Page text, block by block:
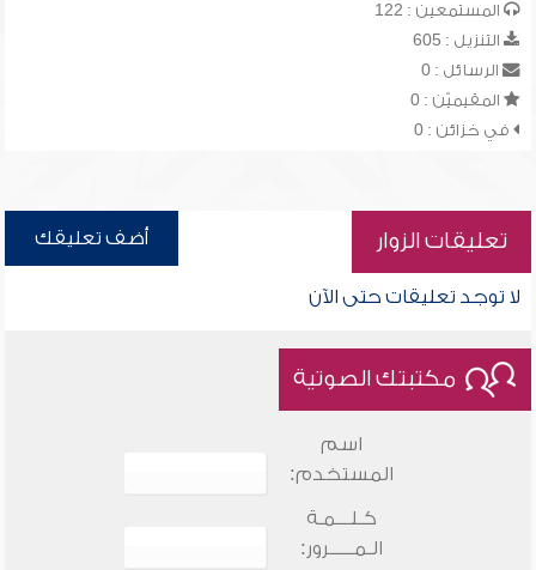
المستمعين : 122
التنزيل : 605
الرسائل : 0
المقيميّن : 0
في خزائن : 0
تعليقات الزوار أضف تعليقك
لا توجد تعليقات حتى الآن
مكتبتك الصوتية
اسم
المستخدم:
كـلـــمـة
الـمـــــرور: